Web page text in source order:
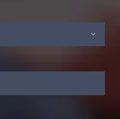
